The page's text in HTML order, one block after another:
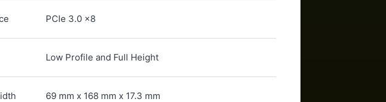
PCIe 3.0 x8
Low Profile and Full Height
69 mm x 168 mm x 17.3 mm